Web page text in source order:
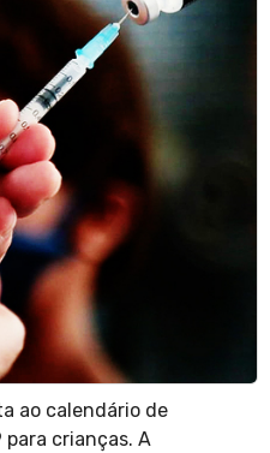
ao calendário de
crianças. A